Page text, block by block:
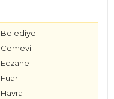
Belediye
Cemevi
Eczane
Fuar
Havra